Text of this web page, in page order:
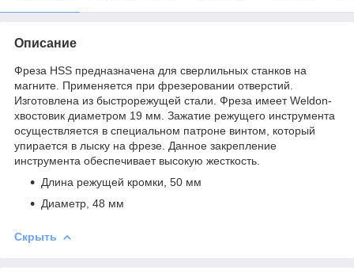
Описание
Фреза НSS предназначена для сверлильных станков на
магните. Применяется при фрезеровании отверстий.
Изготовлена из быстрорежущей стали. Фреза имеет Weldon-
хвостовик диаметром 19 мм. Зажатие режущего инструмента
осуществляется в специальном патроне винтом, который
упирается в лыску на фрезе. Данное закрепление
инструмента обеспечивает высокую жесткость.
Длина режущей кромки, 50 мм
Диаметр, 48 мм
Скрыть